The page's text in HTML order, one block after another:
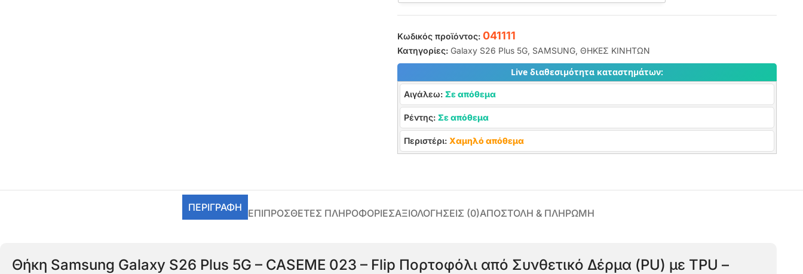
Κωδικός προϊόντος: 041111
Κατηγορίες: Galaxy S26 Plus 5G, SAMSUNG, ΘΗΚΕΣ ΚΙΝΗΤΩΝ
Live διαθεσιμότητα καταστημάτων:
Αιγάλεω: Σε απόθεμα
Ρέντης: Σε απόθεμα
Περιστέρι: Χαμηλό απόθεμα
ΠΕΡΙΓΡΑΦΉ ΕΠΙΠΡΌΣΘΕΤΕΣ ΠΛΗΡΟΦΟΡΊΕΣΑΞΙΟΛΟΓΉΣΕΙΣ (0)ΑΠΟΣΤΟΛΗ & ΠΛΗΡΩΜΗ
Θήκη Samsung Galaxy S26 Plus 5G – CASEME 023 – Flip Πορτοφόλι από Συνθετικό Δέρμα (PU) με TPU –